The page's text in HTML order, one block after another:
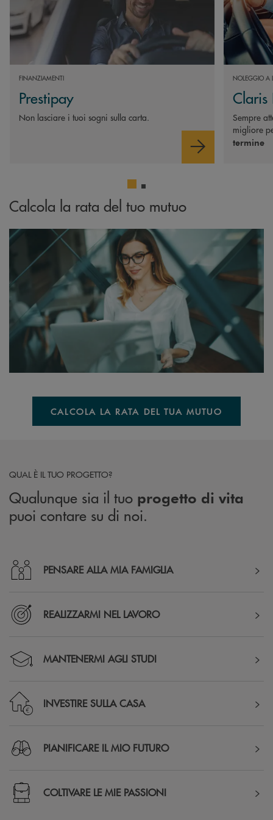
FINANZIAMENTI
Prestipay
Non lasciare i tuoi sogni sulla carta.
NOLEGGIO A
Claris
Sempre
migliore
termine
Calcola la rata del tuo mutuo
CALCOLA LA RATA DEL TUA MUTUO
QUAL È IL TUO PROGETTO?
Qualunque sia il tuo progetto di vita
puoi contare su di noi.
PENSARE ALLA MIA FAMIGLIA
REALIZZARMI NEL LAVORO
MANTENERMI AGLI STUDI
INVESTIRE SULLA CASA
PIANIFICARE IL MIO FUTURO
COLTIVARE LE MIE PASSIONI